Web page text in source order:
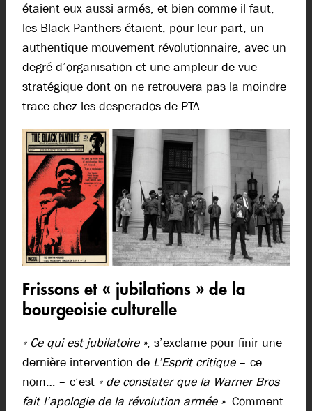
étaient eux aussi armés, et bien comme il faut,
les Black Panthers étaient, pour leur part, un
authentique mouvement révolutionnaire, avec un
degré d’organisation et une ampleur de vue
stratégique dont on ne retrouvera pas la moindre
trace chez les desperados de PTA.
Frissons et « jubilations » de la
bourgeoisie culturelle
« Ce qui est jubilatoire », s’exclame pour finir une
dernière intervention de L’Esprit critique– ce
nom… – c’est « de constater que la Warner Bros
fait l’apologie de la révolution armée ». Comment